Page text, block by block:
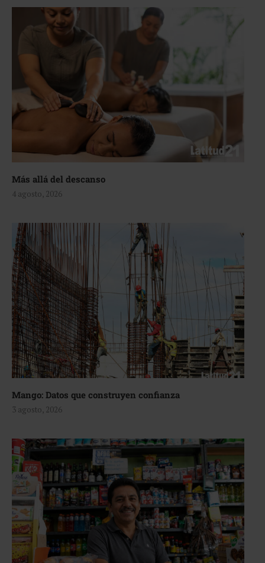
Más allá del descanso
4 agosto, 2026
Mango: Datos que construyen confianza
3 agosto, 2026